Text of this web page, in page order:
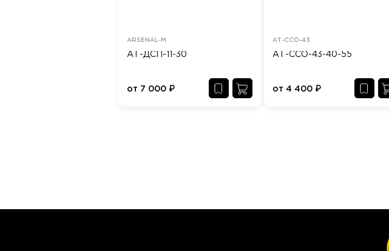
ARSENAL-M
АТ-ДСП-11-30
от 7 000 ₽
АТ-ССО-43
АТ-ССО-43-40-55
от 4 400 ₽